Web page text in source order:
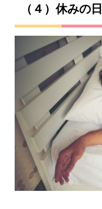
（４）休みの